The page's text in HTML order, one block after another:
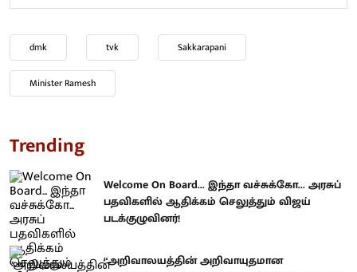
dmk tvk Sakkarapani
Minister Ramesh
Trending
Welcome On Board... இந்தா வச்சுக்கோ... அரசுப்
பதவிகளில் ஆதிக்கம் செலுத்தும் விஜய்
படக்குழுவினர்!
“அறிவாலயத்தின் அறிவாயுதமான